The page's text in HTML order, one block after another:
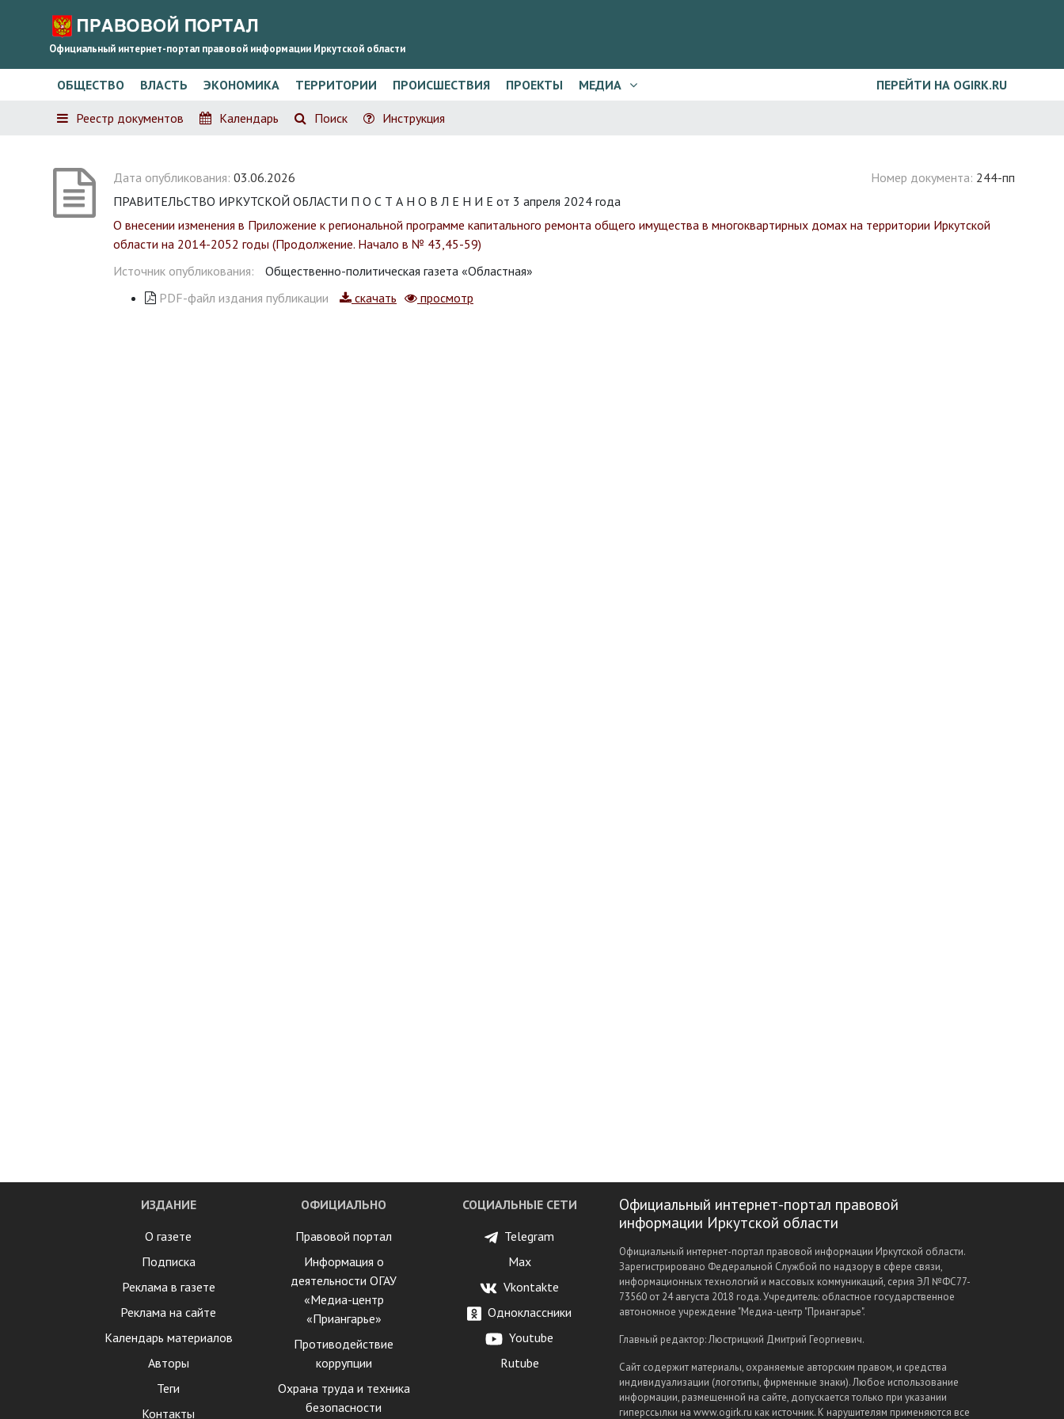
Официальный интернет-портал правовой информации Иркутской области
ОБЩЕСТВО ВЛАСТЬ ЭКОНОМИКА ТЕРРИТОРИИ ПРОИСШЕСТВИЯ ПРОЕКТЫ МЕДИА ПЕРЕЙТИ НА OGIRK.RU
Реестр документов Календарь Поиск Инструкция
Дата опубликования: 03.06.2026 Номер документа: 244-пп
ПРАВИТЕЛЬСТВО ИРКУТСКОЙ ОБЛАСТИ П О С Т А Н О В Л Е Н И Е от 3 апреля 2024 года
О внесении изменения в Приложение к региональной программе капитального ремонта общего имущества в многоквартирных домах на территории Иркутской
области на 2014-2052 годы (Продолжение. Начало в № 43,45-59)
Источник опубликования:
Общественно-политическая газета «Областная»
PDF-файл издания публикации
скачать просмотр
ИЗДАНИЕ
О газете
Подписка
Реклама в газете
Реклама на сайте
Календарь материалов
Авторы
Теги
Контакты
ОФИЦИАЛЬНО
Правовой портал
Информация о
деятельности ОГАУ
«Медиа-центр
«Приангарье»
Противодействие
коррупции
Охрана труда и техника
безопасности
СОЦИАЛЬНЫЕ СЕТИ
Telegram
Max
Vkontakte
Одноклассники
Youtube
Rutube
Официальный интернет-портал правовой
информации Иркутской области
Официальный интернет-портал правовой информации Иркутской области.
Зарегистрировано Федеральной Службой по надзору в сфере связи,
информационных технологий и массовых коммуникаций, серия ЭЛ №ФС77-
73560 от 24 августа 2018 года. Учредитель: областное государственное
автономное учреждение "Медиа-центр "Приангарье".
Главный редактор: Люстрицкий Дмитрий Георгиевич.
Сайт содержит материалы, охраняемые авторским правом, и средства
индивидуализации (логотипы, фирменные знаки). Любое использование
информации, размещенной на сайте, допускается только при указании
гиперссылки на www.ogirk.ru как источник. К нарушителям применяются все